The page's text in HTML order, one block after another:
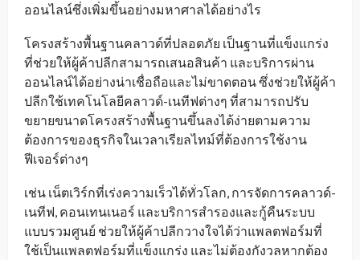
ออนไลน์ซึ่งเพิ่มขึ้นอย่างมหาศาลได้อย่างไร
โครงสร้างพื้นฐานคลาวด์ที่ปลอดภัย เป็นฐานที่แข็งแกร่ง
ที่ช่วยให้ผู้ค้าปลีกสามารถเสนอสินค้า และบริการผ่าน
ออนไลน์ได้อย่างน่าเชื่อถือและไม่ขาดตอน ซึ่งช่วยให้ผู้ค้า
ปลีกใช้เทคโนโลยีคลาวด์-เนทีฟต่างๆ ที่สามารถปรับ
ขยายขนาดโครงสร้างพื้นฐานขึ้นลงได้ง่ายตามความ
ต้องการของธุรกิจในเวลาเรียลไทม์ที่ต้องการใช้งาน
ฟีเจอร์ต่างๆ
เช่น เน็ตเวิร์กที่เร่งความเร็วได้ทั่วโลก, การจัดการคลาวด์-
เนทีฟ, คอนเทนเนอร์ และบริการสำรองและกู้คืนระบบ
แบบรวมศูนย์ ช่วยให้ผู้ค้าปลีกวางใจได้ว่าแพลตฟอร์มที่
ใช้เป็นแพลตฟอร์มที่แข็งแกร่ง และไม่ต้องกังวลหากต้อง